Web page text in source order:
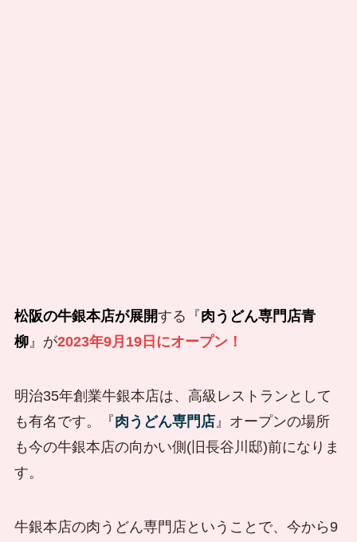
松阪の牛銀本店が展開する『肉うどん専門店青
柳』が2023年9月19日にオープン ！
明治35年創業牛銀本店は、高級レストランとして
も有名です。『肉うどん専門店』オープンの場所
も今の牛銀本店の向かい側(旧長谷川邸)前になりま
す。
牛銀本店の肉うどん専門店ということで、今から9